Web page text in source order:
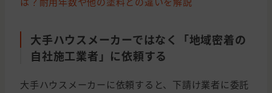
大手ハウスメーカーではなく「地域密着の
自社施工業者」に依頼する
大手ハウスメーカーに依頼すると、下請け業者に委託